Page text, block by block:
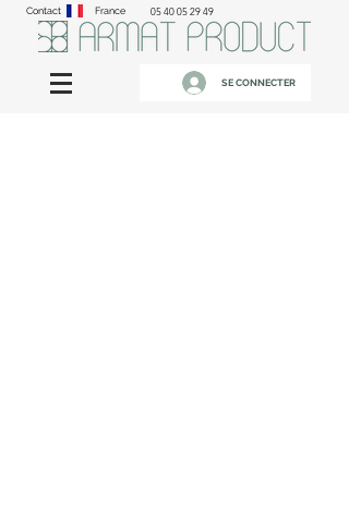
Contact France 05 40 05 29 49
SE CONNECTER